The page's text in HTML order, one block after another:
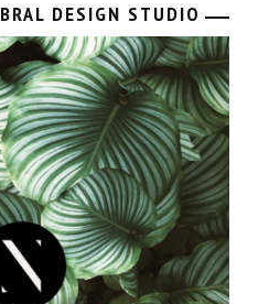
DESIGN STUDIO